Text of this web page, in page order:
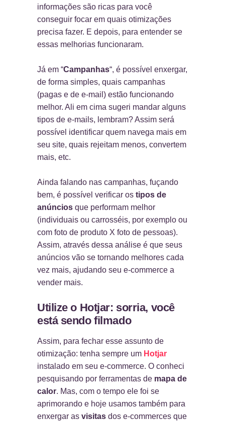
informações são ricas para você
conseguir focar em quais otimizações
precisa fazer. E depois, para entender se
essas melhorias funcionaram.
Já em “Campanhas“, é possível enxergar,
de forma simples, quais campanhas
(pagas e de e-mail) estão funcionando
melhor. Ali em cima sugeri mandar alguns
tipos de e-mails, lembram? Assim será
possível identificar quem navega mais em
seu site, quais rejeitam menos, convertem
mais, etc.
Ainda falando nas campanhas, fuçando
bem, é possível verificar os tipos de
anúncios que performam melhor
(individuais ou carrosséis, por exemplo ou
com foto de produto X foto de pessoas).
Assim, através dessa análise é que seus
anúncios vão se tornando melhores cada
vez mais, ajudando seu e-commerce a
vender mais.
Utilize o Hotjar: sorria, você
está sendo filmado
Assim, para fechar esse assunto de
otimização: tenha sempre um Hotjar
instalado em seu e-commerce. O conheci
pesquisando por ferramentas de mapa de
calor. Mas, com o tempo ele foi se
aprimorando e hoje usamos também para
enxergar as visitas dos e-commerces que